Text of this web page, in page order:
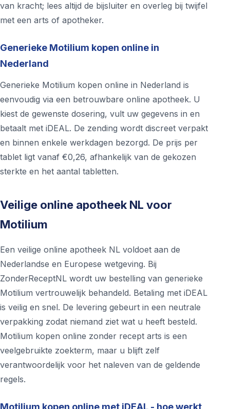
van kracht; lees altijd de bijsluiter en overleg bij twijfel
met een arts of apotheker.
Generieke Motilium kopen online in
Nederland
Generieke Motilium kopen online in Nederland is
eenvoudig via een betrouwbare online apotheek. U
kiest de gewenste dosering, vult uw gegevens in en
betaalt met iDEAL. De zending wordt discreet verpakt
en binnen enkele werkdagen bezorgd. De prijs per
tablet ligt vanaf €0,26, afhankelijk van de gekozen
sterkte en het aantal tabletten.
Veilige online apotheek NL voor
Motilium
Een veilige online apotheek NL voldoet aan de
Nederlandse en Europese wetgeving. Bij
ZonderReceptNL wordt uw bestelling van generieke
Motilium vertrouwelijk behandeld. Betaling met iDEAL
is veilig en snel. De levering gebeurt in een neutrale
verpakking zodat niemand ziet wat u heeft besteld.
Motilium kopen online zonder recept arts is een
veelgebruikte zoekterm, maar u blijft zelf
verantwoordelijk voor het naleven van de geldende
regels.
Motilium kopen online met iDEAL - hoe werkt